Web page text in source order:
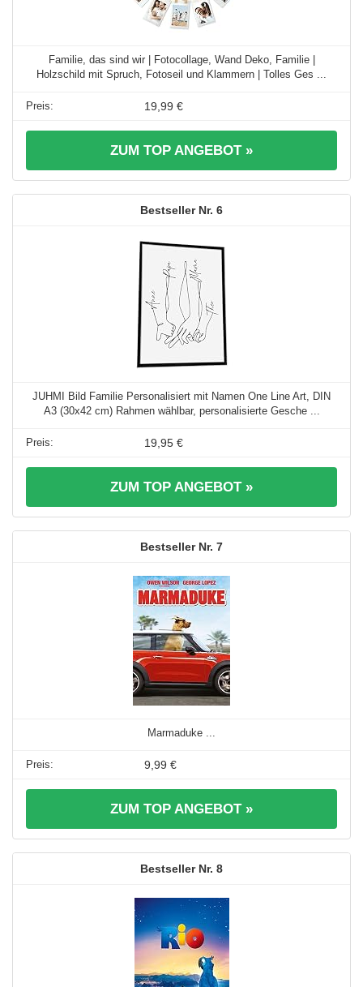
Familie, das sind wir | Fotocollage, Wand Deko, Familie |
Holzschild mit Spruch, Fotoseil und Klammern | Tolles Ges ...
19,99 €
ZUM TOP ANGEBOT »
6
JUHMI Bild Familie Personalisiert mit Namen One Line Art, DIN
A3 (30x42 cm) Rahmen wählbar, personalisierte Gesche ...
19,95 €
ZUM TOP ANGEBOT »
7
Marmaduke ...
9,99 €
ZUM TOP ANGEBOT »
8